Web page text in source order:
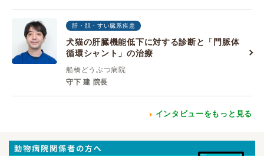
肝・胆・すい臓系疾患
犬猫の肝臓機能低下に対する診断と「門脈体
循環シャント」の治療
船橋どうぶつ病院
守下 建 院長
インタビューをもっと見る